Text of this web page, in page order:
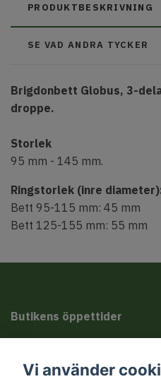
PRODUKTBESKRIVNING
SE VAD ANDRA TYCKER
Brigdonbett Globus, 3-
droppe.
Storlek
95 mm - 145 mm.
Ringstorlek (inre
Bett 95-115 mm: 45 mm
Bett 125-155 mm: 55 mm
Butikens öppettider
Vi använder